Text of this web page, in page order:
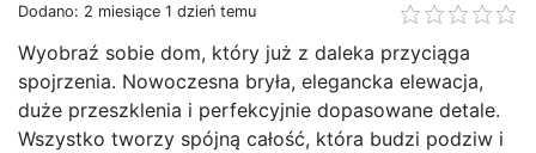
Dodano: 2 miesiące 1 dzień temu
Wyobraź sobie dom, który już z daleka przyciąga
spojrzenia. Nowoczesna bryła, elegancka elewacja,
duże przeszklenia i perfekcyjnie dopasowane detale.
Wszystko tworzy spójną całość, która budzi podziw i